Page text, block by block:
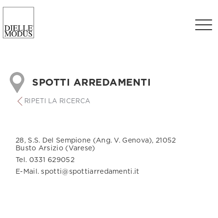
SPOTTI ARREDAMENTI
RIPETI LA RICERCA
28, S.S. Del Sempione (Ang. V. Genova), 21052
Busto Arsizio (Varese)
Tel. 0331 629052
E-Mail. spotti@spottiarredamenti.it